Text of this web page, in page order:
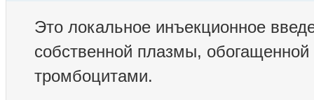
Это локальное инъекционное
собственной плазмы, обогащенной
тромбоцитами.